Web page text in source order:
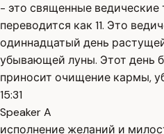
- это священные
переводится как 11. Это
одиннадцатый день
убывающей луны. Этот день
приносит очищение кармы,
15:31
Speaker A
исполнение желаний и